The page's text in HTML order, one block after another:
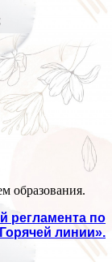
образования.
регламента по
линии».